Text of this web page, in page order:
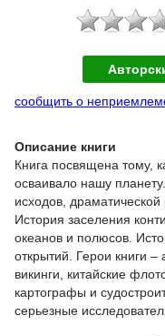
сообщить о
Описание книги
Книга посвящена тому,
осваивало нашу
исходов, драматической
История заселения
океанов и полюсов.
открытий. Герои книги
викинги, китайские
картографы и
серьезные